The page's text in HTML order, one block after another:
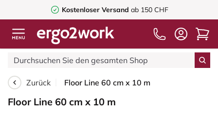
Kostenloser Versand ab 150 CHF
Zurück Floor Line 60 cm x 10 m
Floor Line 60 cm x 10 m